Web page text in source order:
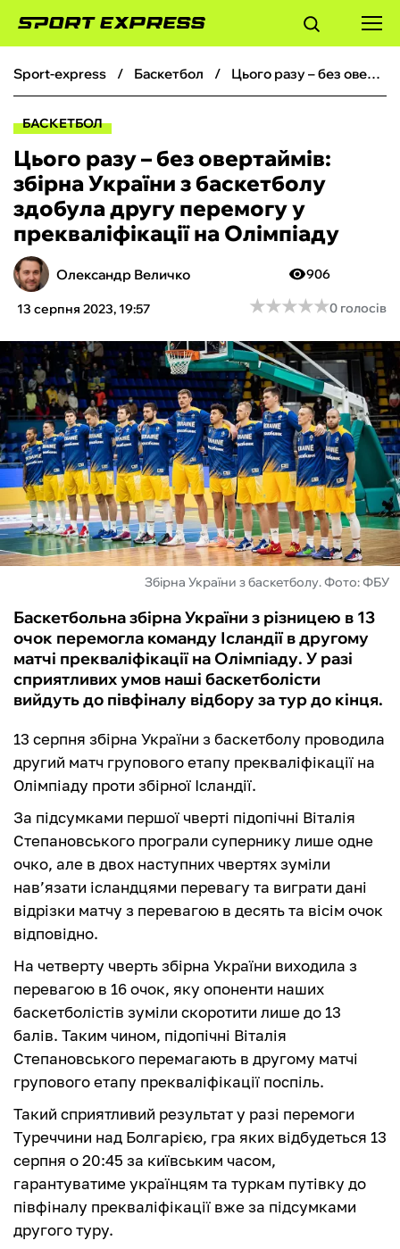
ФУТБОЛ
БОКС
ХОКЕЙ
ТЕНІС
КІБЕРСПОРТ
ЧС-2026
ФУТЗАЛ
ІНШІ
БУКМЕКЕРИ
sport-express баскетбол Цього разу – без овертаймів: збірна України з баскетболу здобула другу перемогу у прекваліфікації на Олімпіаду
БАСКЕТБОЛ
Цього разу – без овертаймів:
збірна України з баскетболу
здобула другу перемогу у
прекваліфікації на Олімпіаду
Олександр Величко
13 серпня 2023, 19:57
906
★★★★★
★★★★★0 голосів
Збірна України з баскетболу. Фото: ФБУ
Баскетбольна збірна України з різницею в 13
очок перемогла команду Ісландії в другому
матчі прекваліфікації на Олімпіаду. У разі
сприятливих умов наші баскетболісти
вийдуть до півфіналу відбору за тур до кінця.
13 серпня збірна України з баскетболу проводила
другий матч групового етапу прекваліфікації на
Олімпіаду проти збірної Ісландії.
За підсумками першої чверті підопічні Віталія
Степановського програли супернику лише одне
очко, але в двох наступних чвертях зуміли
нав’язати ісландцями перевагу та виграти дані
відрізки матчу з перевагою в десять та вісім очок
відповідно.
На четверту чверть збірна України виходила з
перевагою в 16 очок, яку опоненти наших
баскетболістів зуміли скоротити лише до 13
балів. Таким чином, підопічні Віталія
Степановського перемагають в другому матчі
групового етапу прекваліфікації поспіль.
Такий сприятливий результат у разі перемоги
Туреччини над Болгарією, гра яких відбудеться 13
серпня о 20:45 за київським часом,
гарантуватиме українцям та туркам путівку до
півфіналу прекваліфікації вже за підсумками
другого туру.